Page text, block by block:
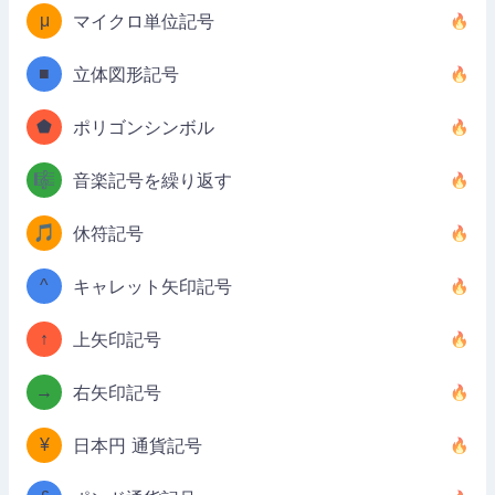
μ マイクロ単位記号
■ 立体図形記号
⬟ ポリゴンシンボル
🎼 音楽記号を繰り返す
🎵 休符記号
^ キャレット矢印記号
↑ 上矢印記号
→ 右矢印記号
¥ 日本円 通貨記号